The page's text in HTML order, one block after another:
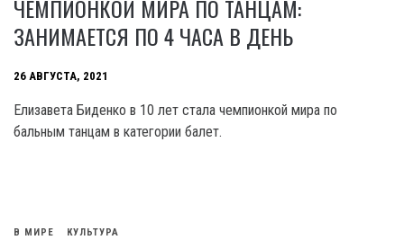
ЧЕМПИОНКОЙ МИРА ПО ТАНЦАМ:
ЗАНИМАЕТСЯ ПО 4 ЧАСА В ДЕНЬ
26 АВГУСТА, 2021
Елизавета Биденко в 10 лет стала чемпионкой мира по
бальным танцам в категории балет.
В МИРЕ КУЛЬТУРА